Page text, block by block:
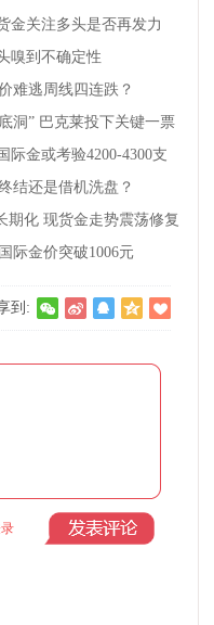
金关注多头是否再发力
嗅到不确定性
难逃周线四连跌？
洞” 巴克莱投下关键一票
际金或考验4200-4300支
结还是借机洗盘？
期化 现货金走势震荡修复
际金价突破1006元
到: